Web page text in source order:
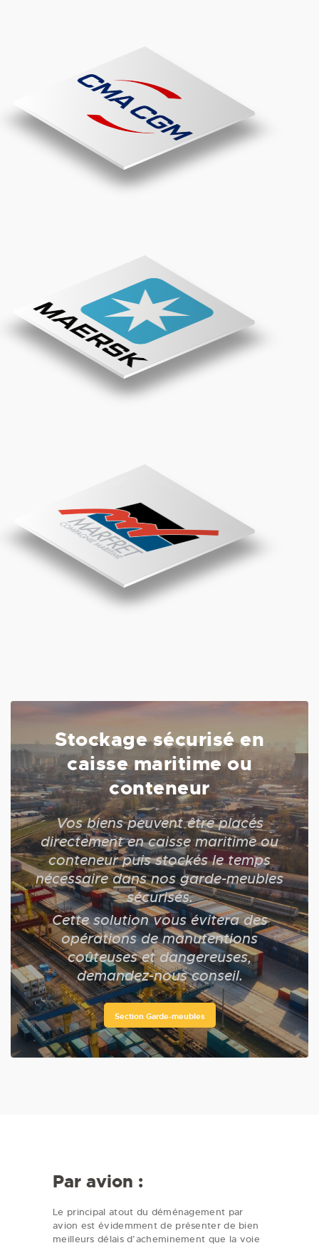
Stockage sécurisé en
caisse maritime ou
conteneur
Vos biens peuvent être placés
directement en caisse maritime ou
conteneur puis stockés le temps
nécessaire dans nos garde-meubles
sécurisés.
Cette solution vous évitera des
opérations de manutentions
coûteuses et dangereuses,
demandez-nous conseil.
Section Garde-meubles
Par avion :
Le principal atout du déménagement par
avion est évidemment de présenter de bien
meilleurs délais d’acheminement que la voie